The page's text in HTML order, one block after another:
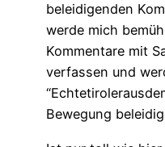
beleidigenden
werde mich
Kommentare mit
verfassen und
Bewegung